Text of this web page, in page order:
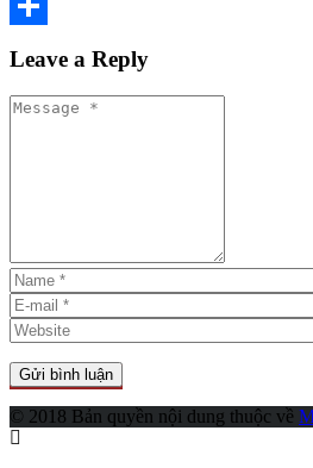
Copy
Leave a Reply
© 2018 Bản quyền nội dung thuộc về